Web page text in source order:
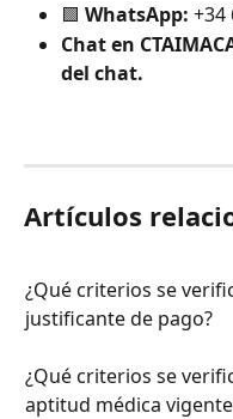
🟩 WhatsApp: +34
Chat en
del chat.
Artículos
¿Qué criterios se
justificante de pago?
¿Qué criterios se
aptitud médica